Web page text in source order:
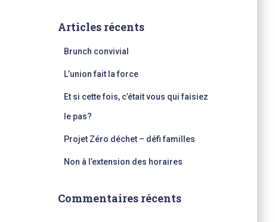
rArticles récents
Brunch convivial
L’union fait la force
Et si cette fois, c’était vous qui faisiez
le pas?
Projet Zéro déchet – défi familles
Non à l’extension des horaires
Commentaires récents